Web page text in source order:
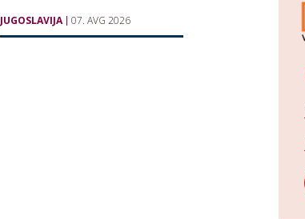
JUGOSLAVIJA 07. AVG 2026